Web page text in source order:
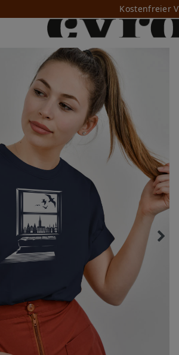
Kostenfreier